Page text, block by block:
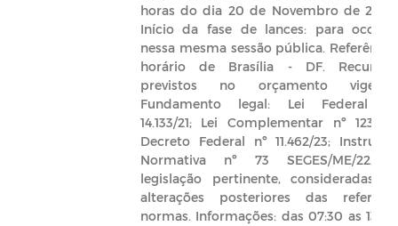
horas do dia 20 de Novembro de 2025.
Início da fase de lances: para ocorrer
nessa mesma sessão pública. Referência:
horário de Brasília - DF. Recursos:
previstos no orçamento vigente.
Fundamento legal: Lei Federal nº
14.133/21; Lei Complementar nº 123/06;
Decreto Federal nº 11.462/23; Instrução
Normativa nº 73 SEGES/ME/22; e
legislação pertinente, consideradas as
alterações posteriores das referidas
normas. Informações: das 07:30 as 13:00